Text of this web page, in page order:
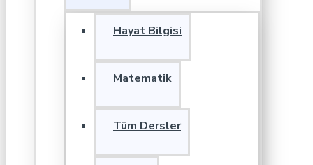
Hayat Bilgisi
Matematik
Tüm Dersler